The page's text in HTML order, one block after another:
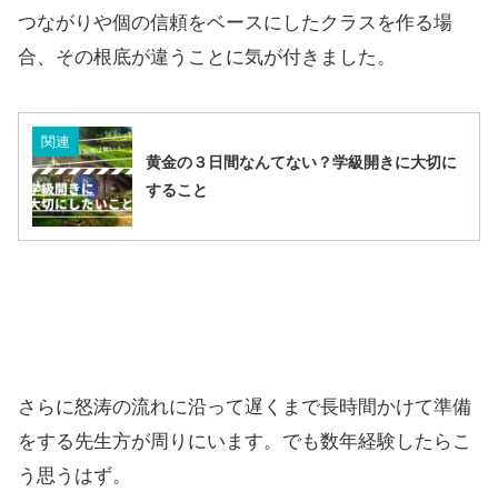
つながりや個の信頼をベースにしたクラスを作る場
合、その根底が違うことに気が付きました。
関連
黄金の３日間なんてない？学級開きに大切に
すること
さらに怒涛の流れに沿って遅くまで長時間かけて準備
をする先生方が周りにいます。でも数年経験したらこ
う思うはず。